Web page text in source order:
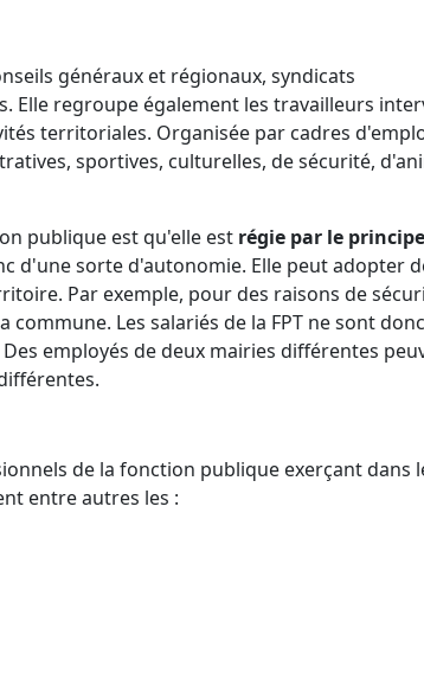
généraux et régionaux, syndicats
Elle regroupe également les travailleurs
territoriales. Organisée par cadres
sportives, culturelles, de sécurité,
publique est qu'elle est régie par le
d'une sorte d'autonomie. Elle peut adopter
Par exemple, pour des raisons de
Les salariés de la FPT ne sont
employés de deux mairies différentes
de la fonction publique exerçant dans
entre autres les :